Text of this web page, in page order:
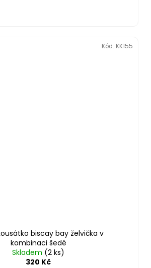
biscay bay želvička v
kombinaci šedé
Skladem (2 ks)
320 Kč
Kód: KK155